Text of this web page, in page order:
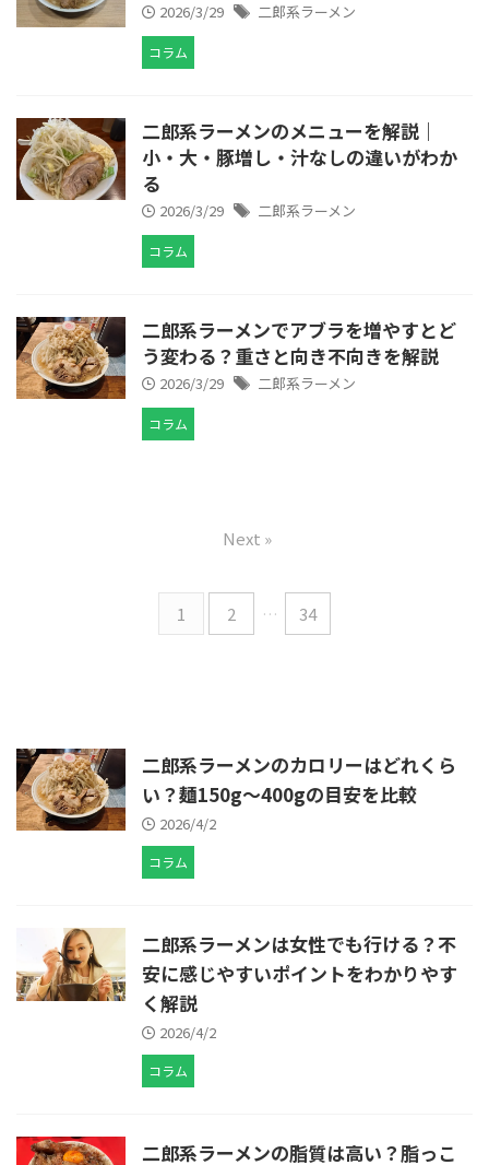
2026/3/29 二郎系ラーメン
コラム
二郎系ラーメンのメニューを解説｜
小・大・豚増し・汁なしの違いがわか
る
2026/3/29 二郎系ラーメン
コラム
二郎系ラーメンでアブラを増やすとど
う変わる？重さと向き不向きを解説
2026/3/29 二郎系ラーメン
コラム
1 2 … 34
Next »
二郎系ラーメンのカロリーはどれくら
い？麺150g〜400gの目安を比較
2026/4/2
コラム
二郎系ラーメンは女性でも行ける？不
安に感じやすいポイントをわかりやす
く解説
2026/4/2
コラム
二郎系ラーメンの脂質は高い？脂っこ